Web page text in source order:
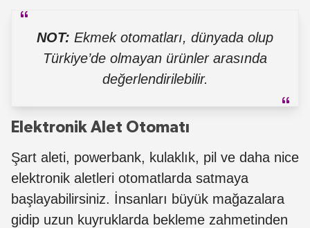
NOT: Ekmek otomatları, dünyada olup
Türkiye’de olmayan ürünler arasında
değerlendirilebilir.
Elektronik Alet Otomatı
Şart aleti, powerbank, kulaklık, pil ve daha nice
elektronik aletleri otomatlarda satmaya
başlayabilirsiniz. İnsanları büyük mağazalara
gidip uzun kuyruklarda bekleme zahmetinden